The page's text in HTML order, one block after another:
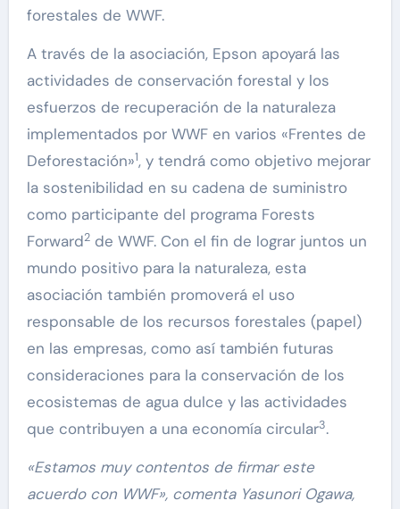
forestales de WWF.
A través de la asociación, Epson apoyará las
actividades de conservación forestal y los
esfuerzos de recuperación de la naturaleza
implementados por WWF en varios «Frentes de
Deforestación»1, y tendrá como objetivo mejorar
la sostenibilidad en su cadena de suministro
como participante del programa Forests
Forward2de WWF. Con el fin de lograr juntos un
mundo positivo para la naturaleza, esta
asociación también promoverá el uso
responsable de los recursos forestales (papel)
en las empresas, como así también futuras
consideraciones para la conservación de los
ecosistemas de agua dulce y las actividades
que contribuyen a una economía circular3.
«Estamos muy contentos de firmar este
acuerdo con WWF», comenta Yasunori Ogawa,